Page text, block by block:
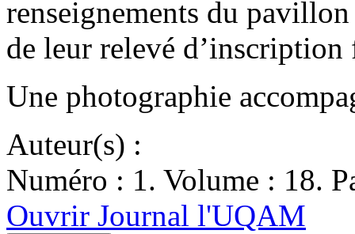
renseignements du
de leur relevé
Une photographie
Auteur(s) :
Numéro : 1. Volume : 18.
Ouvrir Journal l'UQAM